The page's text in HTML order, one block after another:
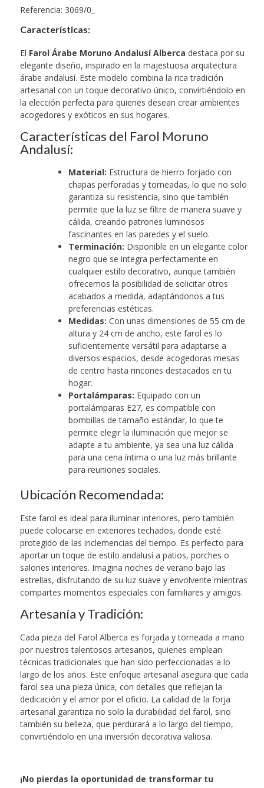
Referencia: 3069/0_
Características:
El Farol Árabe Moruno Andalusí Alberca destaca por su
elegante diseño, inspirado en la majestuosa arquitectura
árabe andalusí. Este modelo combina la rica tradición
artesanal con un toque decorativo único, convirtiéndolo en
la elección perfecta para quienes desean crear ambientes
acogedores y exóticos en sus hogares.
Características del Farol Moruno
Andalusí:
Material: Estructura de hierro forjado con
chapas perforadas y torneadas, lo que no solo
garantiza su resistencia, sino que también
permite que la luz se filtre de manera suave y
cálida, creando patrones luminosos
fascinantes en las paredes y el suelo.
Terminación: Disponible en un elegante color
negro que se integra perfectamente en
cualquier estilo decorativo, aunque también
ofrecemos la posibilidad de solicitar otros
acabados a medida, adaptándonos a tus
preferencias estéticas.
Medidas: Con unas dimensiones de 55 cm de
altura y 24 cm de ancho, este farol es lo
suficientemente versátil para adaptarse a
diversos espacios, desde acogedoras mesas
de centro hasta rincones destacados en tu
hogar.
Portalámparas: Equipado con un
portalámparas E27, es compatible con
bombillas de tamaño estándar, lo que te
permite elegir la iluminación que mejor se
adapte a tu ambiente, ya sea una luz cálida
para una cena íntima o una luz más brillante
para reuniones sociales.
Ubicación Recomendada:
Este farol es ideal para iluminar interiores, pero también
puede colocarse en exteriores techados, donde esté
protegido de las inclemencias del tiempo. Es perfecto para
aportar un toque de estilo andalusí a patios, porches o
salones interiores. Imagina noches de verano bajo las
estrellas, disfrutando de su luz suave y envolvente mientras
compartes momentos especiales con familiares y amigos.
Artesanía y Tradición:
Cada pieza del Farol Alberca es forjada y torneada a mano
por nuestros talentosos artesanos, quienes emplean
técnicas tradicionales que han sido perfeccionadas a lo
largo de los años. Este enfoque artesanal asegura que cada
farol sea una pieza única, con detalles que reflejan la
dedicación y el amor por el oficio. La calidad de la forja
artesanal garantiza no solo la durabilidad del farol, sino
también su belleza, que perdurará a lo largo del tiempo,
convirtiéndolo en una inversión decorativa valiosa.
¡No pierdas la oportunidad de transformar tu